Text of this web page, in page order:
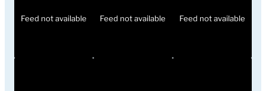
Feed not available Feed not available Feed not available